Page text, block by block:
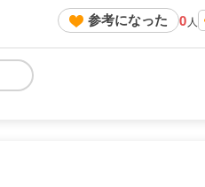
参考になった 0 人